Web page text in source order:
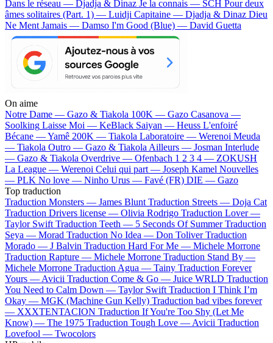
Dans le réseau — Djadja & Dinaz Je la connais — SCH Pour deux
âmes solitaires (Part. 1) — Luidji Capitaine — Djadja & Dinaz Dieu
Ne Ment Jamais — Damso I'm Good (Blue) — David Guetta
On aime
Notre Dame — Gazo & Tiakola 100K — Gazo Casanova —
Soolking Laisse Moi — KeBlack Saiyan — Heuss L'enfoiré
Bécane —Yamê 200K — Tiakola Laboratoire — Werenoi Meuda
— Tiakola Outro — Gazo & Tiakola Ailleurs — Josman Interlude
— Gazo & Tiakola Overdrive — Ofenbach 1 2 3 4 — ZOKUSH
La League — Werenoi Celui qui part — Joseph Kamel Nouvelles
— PLK No love — Ninho Urus — Favé (FR) DIE — Gazo
Top traduction
Traduction Monsters — James Blunt Traduction Streets — Doja Cat
Traduction Drivers license — Olivia Rodrigo Traduction Lover —
Taylor Swift Traduction Teeth — 5 Seconds Of Summer Traduction
Seya — Morad Traduction No Idea — Don Toliver Traduction
Morado — J Balvin Traduction Hard For Me — Michele Morrone
Traduction Rapture — Michele Morrone Traduction Stand By —
Michele Morrone Traduction Agua — Tainy Traduction Forever
Yours — Avicii Traduction Come & Go — Juice WRLD Traduction
You Need to Calm Down — Taylor Swift Traduction I Think I’m
Okay — MGK (Machine Gun Kelly) Traduction bad vibes forever
— XXXTENTACION Traduction If You're Too Shy (Let Me
Know) — The 1975 Traduction Tough Love — Avicii Traduction
Lovefool — Twocolors